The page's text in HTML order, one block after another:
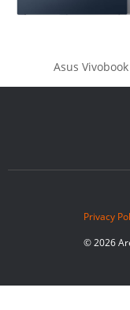
Asus
Privacy
© 2026